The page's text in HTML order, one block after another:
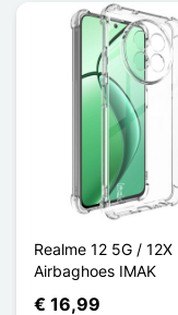
Realme 12 5G / 12X
Airbaghoes IMAK
€ 16,99